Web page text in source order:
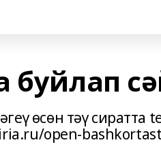
буйлап
өсөн тәү
open-